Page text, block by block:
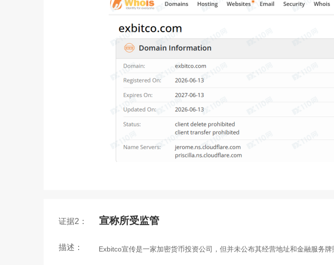
证据2： 宣称所受监管
描述： Exbitco宣传是一家加密货币投资公司，但并未公布其经营地址和金融服务牌